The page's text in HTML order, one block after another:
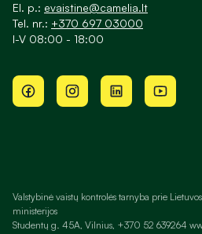
El. p.: evaistine@camelia.lt
Tel. nr.: +370 697 03000
I-V 08:00 - 18:00
Valstybinė vaistų kontrolės tarnyba prie
ministerijos
Studentų g. 45A, Vilnius, +370 52 639264